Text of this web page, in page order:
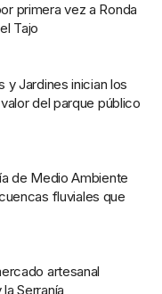
primera vez a Ronda
Tajo
y Jardines inician los
del parque público
de Medio Ambiente
fluviales que
artesanal
Serranía